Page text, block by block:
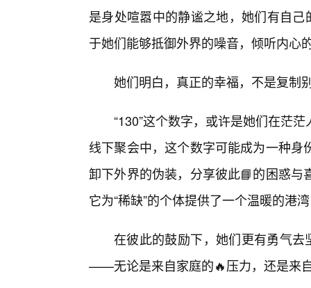
是身处喧嚣中的静谧之地，她们有自
于她们能够抵御外界的噪音，倾听内心
她们明白，真正的幸福，不是复制
“130”这个数字，或许是她们在茫
线下聚会中，这个数字可能成为一种
卸下外界的伪装，分享彼此📘的困惑
它为“稀缺”的个体提供了一个温暖的港
在彼此的鼓励下，她们更有勇气去
——无论是来自家庭的🔥压力，还是来